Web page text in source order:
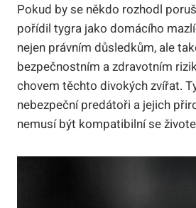
Pokud by se někdo rozhodl
pořídil tygra jako domácího
nejen právním důsledkům, ale
bezpečnostním a zdravotním
chovem těchto divokých zvířat.
nebezpeční predátoři a jejich
nemusí být kompatibilní se